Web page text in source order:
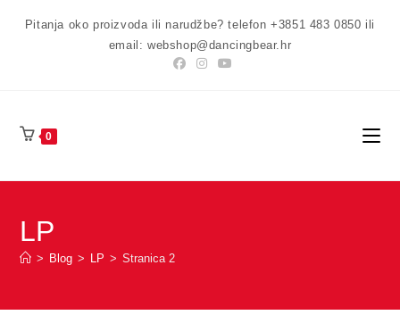
Pitanja oko proizvoda ili narudžbe? telefon +3851 483 0850 ili
email: webshop@dancingbear.hr
0
LP
> Blog > LP > Stranica 2